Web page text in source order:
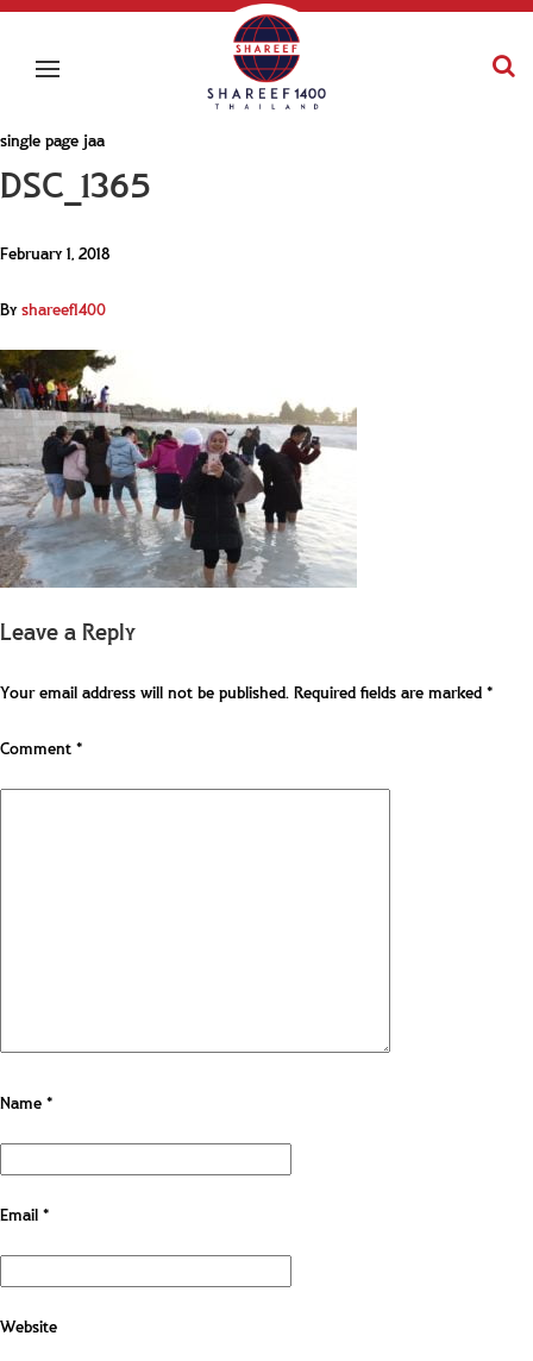
single page jaa
DSC_1365
February 1, 2018
Byshareef1400
Leave a Reply
Your email address will not be published.Required fields are marked*
Comment*
Name*
Email*
Website